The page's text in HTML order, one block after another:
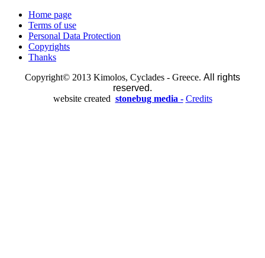
Home page
Terms of use
Personal Data Protection
Copyrights
Thanks
Copyright© 2013 Kimolos, Cyclades - Greece. All rights
reserved.
website created stonebug media - Credits